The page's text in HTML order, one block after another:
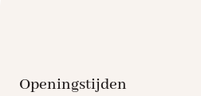
Openingstijden